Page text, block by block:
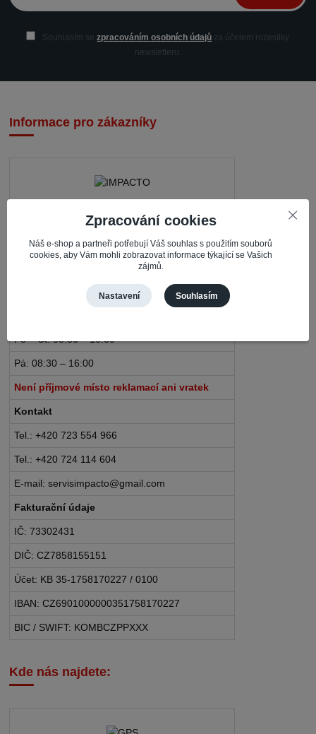
Souhlasím sezpracováním osobních údajů za účelem rozesílky
newsletteru.
Informace pro zákazníky
IMPACTO – Ingrid Kaczorová
Nerudova 468
735 81 Bohumín – Nový Bohumín
Česká republika
Po – Čt: 08:30 – 16:30
Pá: 08:30 – 16:00
Není příjmové místo reklamací ani vratek
Kontakt
Tel.: +420 723 554 966
Tel.: +420 724 114 604
E-mail: servisimpacto@gmail.com
Fakturační údaje
IČ: 73302431
DIČ: CZ7858155151
Účet: KB 35-1758170227 / 0100
IBAN: CZ6901000000351758170227
BIC / SWIFT: KOMBCZPPXXX
Kde nás najdete:
Zpracování cookies
Náš e-shop a partneři potřebují Váš souhlas s použitím souborů
cookies, aby Vám mohli zobrazovat informace týkající se Vašich
zájmů.
Nastavení Souhlasím